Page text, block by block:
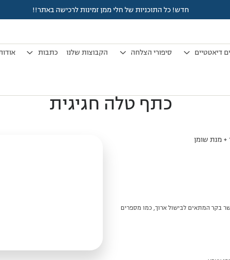
חדש! כל התוכניות של חלי ממן זמינות לרכישה באתר!!
דיאטטיים סיפורי הצלחה הקבוצות שלנו כתבות
כתף טלה חגיגית
בקר המתאים לבישול ארוך, כמו מספרים